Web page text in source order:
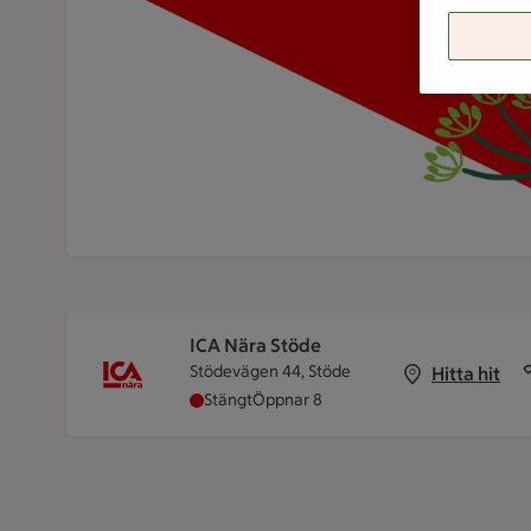
ICA Nära Stöde
Stödevägen 44, Stöde
ICA Nära Stöde har stängt, öppnar
StängtÖppnar 8
Hitta hit